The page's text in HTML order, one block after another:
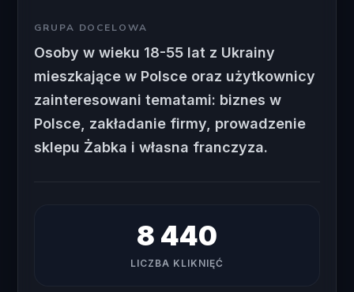
GRUPA DOCELOWA
Osoby w wieku 18-55 lat z Ukrainy
mieszkające w Polsce oraz użytkownicy
zainteresowani tematami: biznes w
Polsce, zakładanie firmy, prowadzenie
sklepu Żabka i własna franczyza.
8 440
LICZBA KLIKNIĘĆ